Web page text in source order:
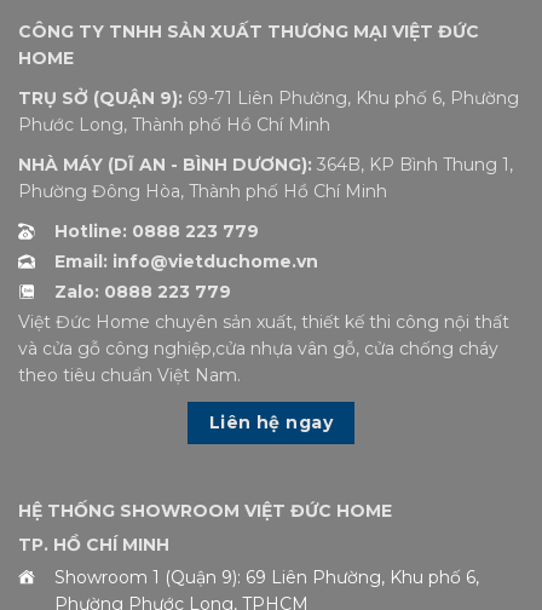
CÔNG TY TNHH SẢN XUẤT THƯƠNG MẠI VIỆT ĐỨC
HOME
TRỤ SỞ (QUẬN 9): 69-71 Liên Phường, Khu phố 6, Phường
Phước Long, Thành phố Hồ Chí Minh
NHÀ MÁY (DĨ AN - BÌNH DƯƠNG): 364B, KP Bình Thung 1,
Phường Đông Hòa, Thành phố Hồ Chí Minh
Hotline: 0888 223 779
Email: info@vietduchome.vn
Zalo: 0888 223 779
Việt Đức Home chuyên sản xuất, thiết kế thi công nội thất
và cửa gỗ công nghiệp,cửa nhựa vân gỗ, cửa chống cháy
theo tiêu chuẩn Việt Nam.
Liên hệ ngay
HỆ THỐNG SHOWROOM VIỆT ĐỨC HOME
TP. HỒ CHÍ MINH
Showroom 1 (Quận 9): 69 Liên Phường, Khu phố 6,
Phường Phước Long, TPHCM